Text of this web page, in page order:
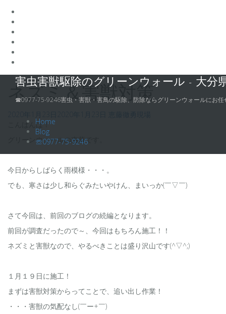
害虫害獣駆除のグリーンウォール - 大分
☎0977-75-9246害虫・害獣・害鳥の駆除、防除ならグリーンウォールにお任
Home
Blog
☏0977-75-9246
ネズミ＆害獣対策
こんばんは！
グリーンウォールの惠藤です。
今日からしばらく雨模様・・・。
でも、寒さは少し和らぐみたいやけん、まいっか(￣▽￣)
さて今回は、前回のブログの続編となります。
前回が調査だったので～、今回はもちろん施工！！
ネズミと害獣なので、やるべきことは盛り沢山です(^▽^;)
１月１９日に施工！
まずは害獣対策からってことで、追い出し作業！
・・・害獣の気配なし(￣ー+￣)